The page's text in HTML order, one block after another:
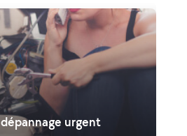
urgent